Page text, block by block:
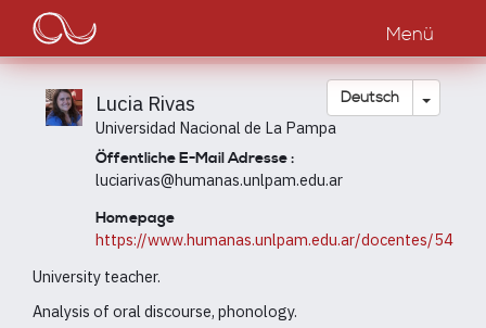
Direkt
Inhalt
Main
navigation
Menü
Deutsch
Lucia Rivas
Universidad Nacional de La Pampa
Öffentliche E-Mail Adresse :
luciarivas@humanas.unlpam.edu.ar
Homepage
https://www.humanas.unlpam.edu.ar/docentes/54
University teacher.
Analysis of oral discourse, phonology.